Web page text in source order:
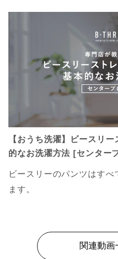
【おうち洗濯】ビースリ
的なお洗濯方法 [センター
ビースリーのパンツはすべ
ます。
関連動画